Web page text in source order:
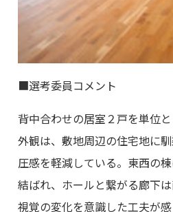
■選考委員コメント
背中合わせの居室２戸を単位
外観は、敷地周辺の住宅地に
圧感を軽減している。東西の
結ばれ、ホールと繋がる廊下は
視覚の変化を意識した工夫が